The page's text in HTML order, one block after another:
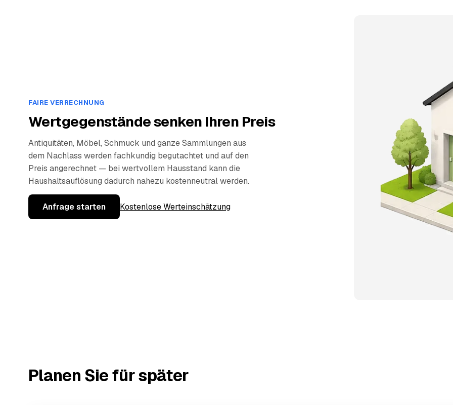
FAIRE VERRECHNUNG
Wertgegenstände senken Ihren Preis
Antiquitäten, Möbel, Schmuck und ganze Sammlungen aus
dem Nachlass werden fachkundig begutachtet und auf den
Preis angerechnet — bei wertvollem Hausstand kann die
Haushaltsauflösung dadurch nahezu kostenneutral werden.
Anfrage starten Kostenlose Werteinschätzung
Planen Sie für später